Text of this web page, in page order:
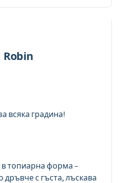
всяка градина!
в топиарна форма –
с гъста, лъскава